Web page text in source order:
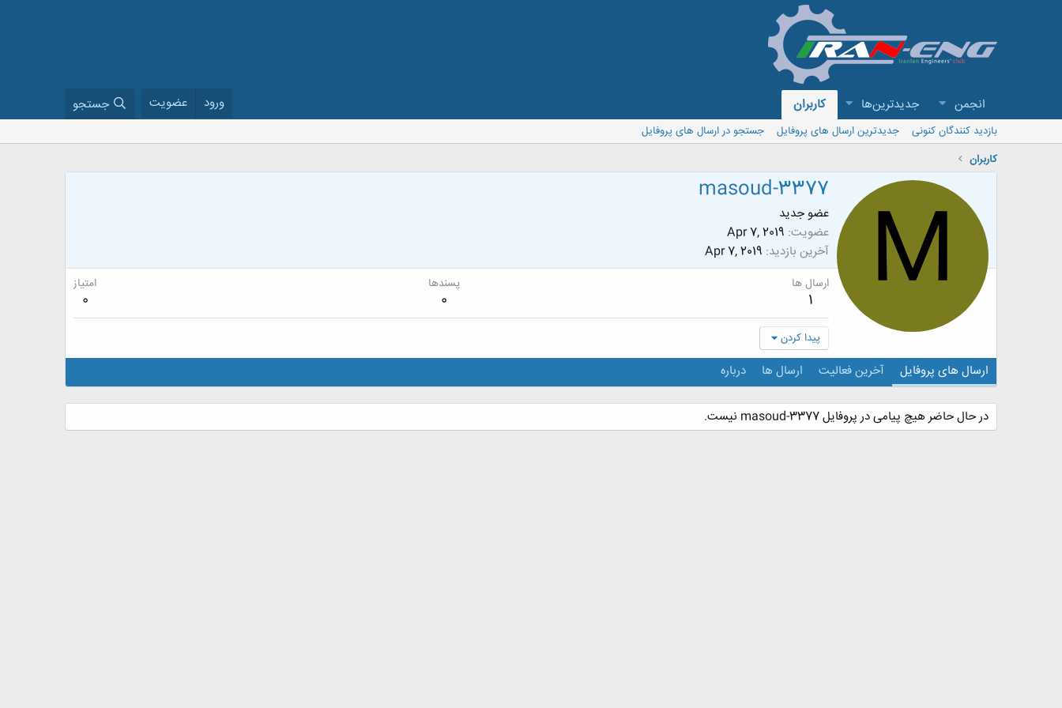
انجمن جدیدترین‌ها کاربران ورود عضویت جستجو
بازدید کنندگان کنونی جدیدترین ارسال های پروفایل
جستجو در ارسال های پروفایل
کاربران
M
masoud-3377
عضو جدید
عضویت Apr 7, 2019
آخرین بازدید Apr 7, 2019
ارسال ها
1
پسندها
0
امتیاز
0
پیدا کردن
ارسال های پروفایل آخرین فعالیت ارسال ها درباره
در حال حاضر هیچ پیامی در پروفایل masoud-3377 نیست.